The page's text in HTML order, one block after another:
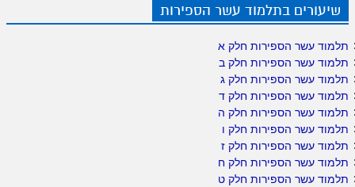
שיעורים בתלמוד עשר הספירות
תלמוד עשר הספירות חלק א
תלמוד עשר הספירות חלק ב
תלמוד עשר הספירות חלק ג
תלמוד עשר הספירות חלק ד
תלמוד עשר הספירות חלק ה
תלמוד עשר הספירות חלק ו
תלמוד עשר הספירות חלק ז
תלמוד עשר הספירות חלק ח
תלמוד עשר הספירות חלק ט